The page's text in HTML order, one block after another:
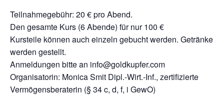
Teilnahmegebühr: 20 € pro Abend.
Den gesamte Kurs (6 Abende) für nur 100 €
Kursteile können auch einzeln gebucht werden. Getränke
werden gestellt.
Anmeldungen bitte an info@goldkupfer.com
Organisatorin: Monica Smit Dipl.-Wirt.-Inf., zertifizierte
Vermögensberaterin (§ 34 c, d, f, i GewO)